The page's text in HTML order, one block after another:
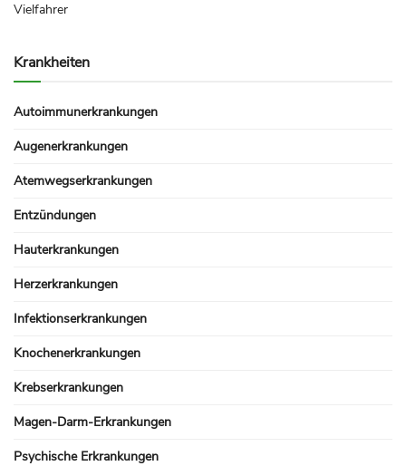
Vielfahrer
Krankheiten
Autoimmunerkrankungen
Augenerkrankungen
Atemwegserkrankungen
Entzündungen
Hauterkrankungen
Herzerkrankungen
Infektionserkrankungen
Knochenerkrankungen
Krebserkrankungen
Magen-Darm-Erkrankungen
Psychische Erkrankungen